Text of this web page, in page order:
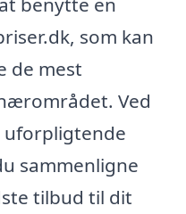
som kan
de mest
Ved
uforpligtende
sammenligne
tilbud til dit